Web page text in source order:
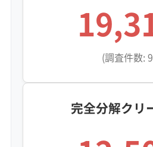
(調査件数:
完全分解クリ